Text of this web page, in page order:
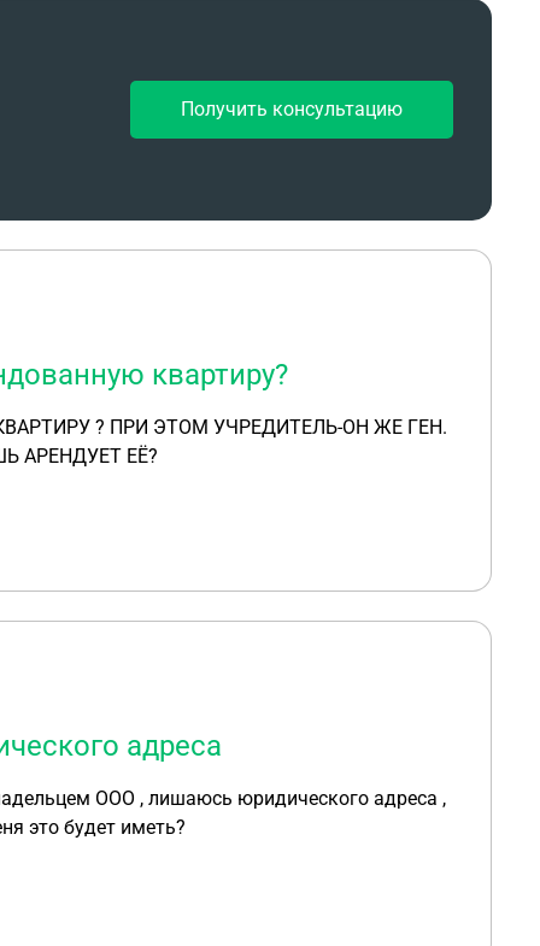
Получить консультацию
квартиру?
? ПРИ ЭТОМ УЧРЕДИТЕЛЬ-ОН ЖЕ ГЕН.
АРЕНДУЕТ ЕЁ?
адреса
ООО , лишаюсь юридического адреса ,
это будет иметь?